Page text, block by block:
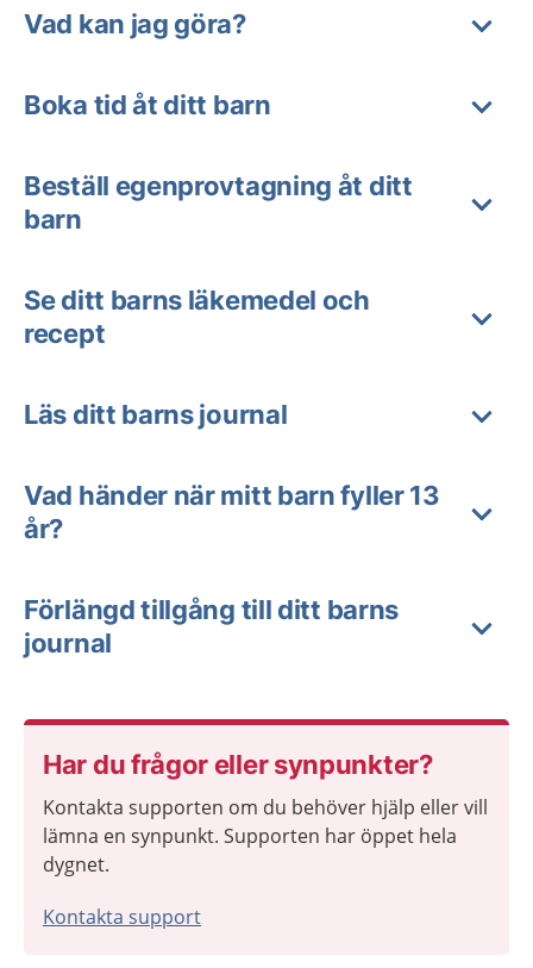
Vad kan jag göra?
Boka tid åt ditt barn
Beställ egenprovtagning åt ditt
barn
Se ditt barns läkemedel och
recept
Läs ditt barns journal
Vad händer när mitt barn fyller 13
år?
Förlängd tillgång till ditt barns
journal
Har du frågor eller synpunkter?
Kontakta supporten om du behöver hjälp eller vill
lämna en synpunkt. Supporten har öppet hela
dygnet.
Kontakta support